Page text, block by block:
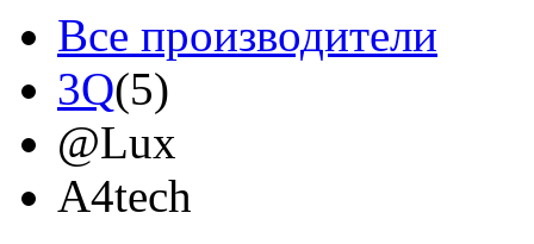
Все производители
3Q(5)
@Lux
A4tech